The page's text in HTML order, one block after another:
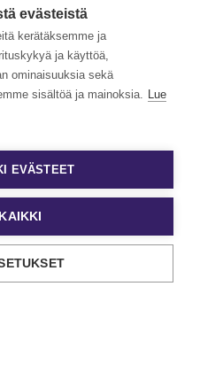
tavoittaa osaajat, joita
Tämä opas
suorahaku toimii, mitä
huomioida ja
rakentuu.
evästeistä
kerätäksemme ja
ja käyttöä,
ominaisuuksia sekä
sisältöä ja mainoksia. Lue
EVÄSTEET